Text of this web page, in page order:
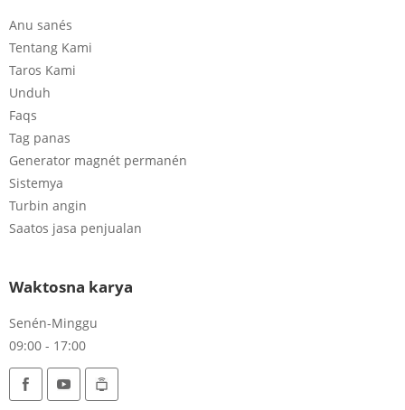
Anu sanés
Tentang Kami
Taros Kami
Unduh
Faqs
Tag panas
Generator magnét permanén
Sistemya
Turbin angin
Saatos jasa penjualan
Waktosna karya
Senén-Minggu
09:00 - 17:00